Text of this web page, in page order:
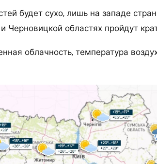
будет сухо, лишь на западе
Черновицкой областях пройдут
облачность, температура